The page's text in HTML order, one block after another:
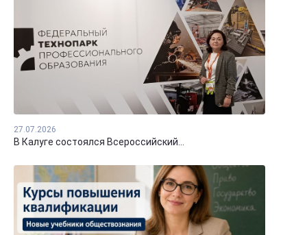
27.07.2026
В Калуге состоялся Всероссийский...